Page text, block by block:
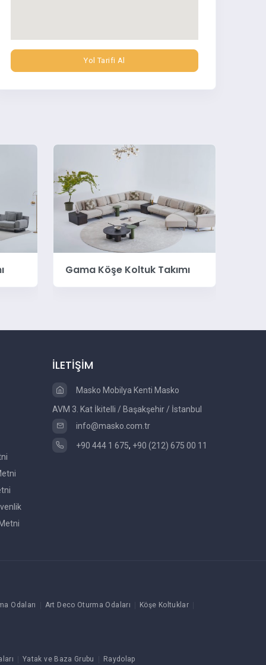
Yol Tarifi Al
Bianca Köşe Koltuk Takımı
İLETİŞİM
Masko Mobilya Kenti Masko
AVM 3. Kat İkitelli / Başakşehir / İstanbul
info@masko.com.tr
+90 444 1 675, +90 (212) 675 00 11
Odaları Art Deco Oturma Odaları Köşe Koltuklar
Yatak ve Baza Grubu Raydolap